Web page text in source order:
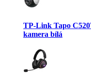
TP-Link Tapo
kamera bílá